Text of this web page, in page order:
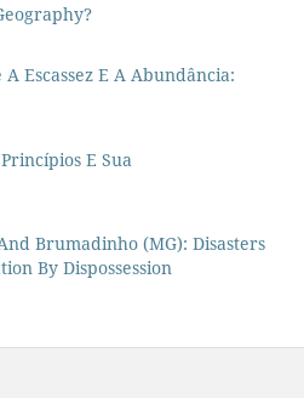
Escassez E A Abundância:
E Sua
Brumadinho (MG): Disasters
By Dispossession